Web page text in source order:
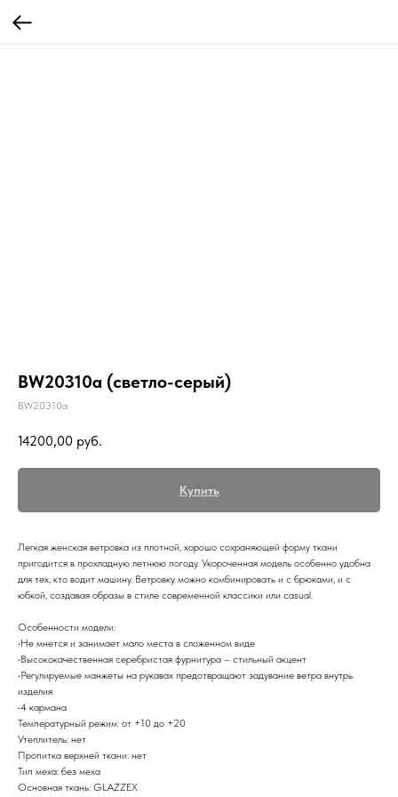
BW20310a (светло-серый)
BW20310a
14200,00 руб.
Купить
Легкая женская ветровка из плотной, хорошо сохраняющей форму ткани
пригодится в прохладную летнюю погоду. Укороченная модель особенно удобна
для тех, кто водит машину. Ветровку можно комбинировать и с брюками, и с
юбкой, создавая образы в стиле современной классики или casual.
Особенности модели:
•Не мнется и занимает мало места в сложенном виде
•Высококачественная серебристая фурнитура – стильный акцент
•Регулируемые манжеты на рукавах предотвращают задувание ветра внутрь
изделия
•4 кармана
Температурный режим: от +10 до +20
Утеплитель: нет
Пропитка верхней ткани: нет
Тип меха: без меха
Основная ткань: GLAZZEX